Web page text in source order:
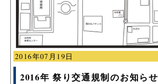
2016年07月19日
2016年 祭り交通規制のお知らせ